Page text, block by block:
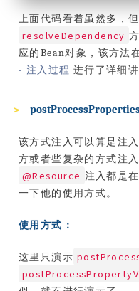
上面代码看着虽然多，
resolveDependency
应的Bean对象，该方法
- 注入过程 进行了详细讲
该方式注入可以算是注
方或者些复杂的方式注
@Resource 注入都是
一下他的使用方式。
使用方式：
这里只演示